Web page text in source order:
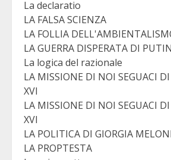
La declaratio
LA FALSA SCIENZA
LA FOLLIA
LA GUERRA DISPERATA DI PUTIN
La logica del razionale
LA MISSIONE DI NOI SEGUACI
XVI
LA MISSIONE DI NOI SEGUACI
XVI
LA POLITICA DI GIORGIA MELONI
LA PROPTESTA